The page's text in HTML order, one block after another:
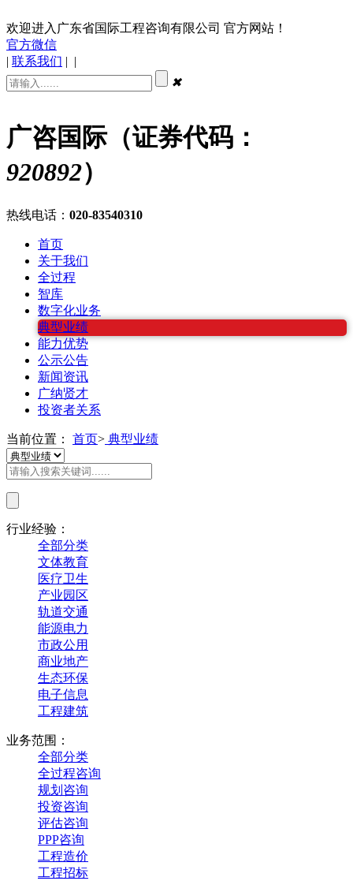
欢迎进入广东省国际工程咨询有限公司 官方网站！
官方微信
| 联系我们 | |
✖
广咨国际（证券代码：
920892）
热线电话： 020-83540310
首页
关于我们
全过程
智库
数字化业务
典型业绩
能力优势
公示公告
新闻资讯
广纳贤才
投资者关系
当前位置： 首页> 典型业绩
行业经验：
全部分类
文体教育
医疗卫生
产业园区
轨道交通
能源电力
市政公用
商业地产
生态环保
电子信息
工程建筑
业务范围：
全部分类
全过程咨询
规划咨询
投资咨询
评估咨询
PPP咨询
工程造价
工程招标